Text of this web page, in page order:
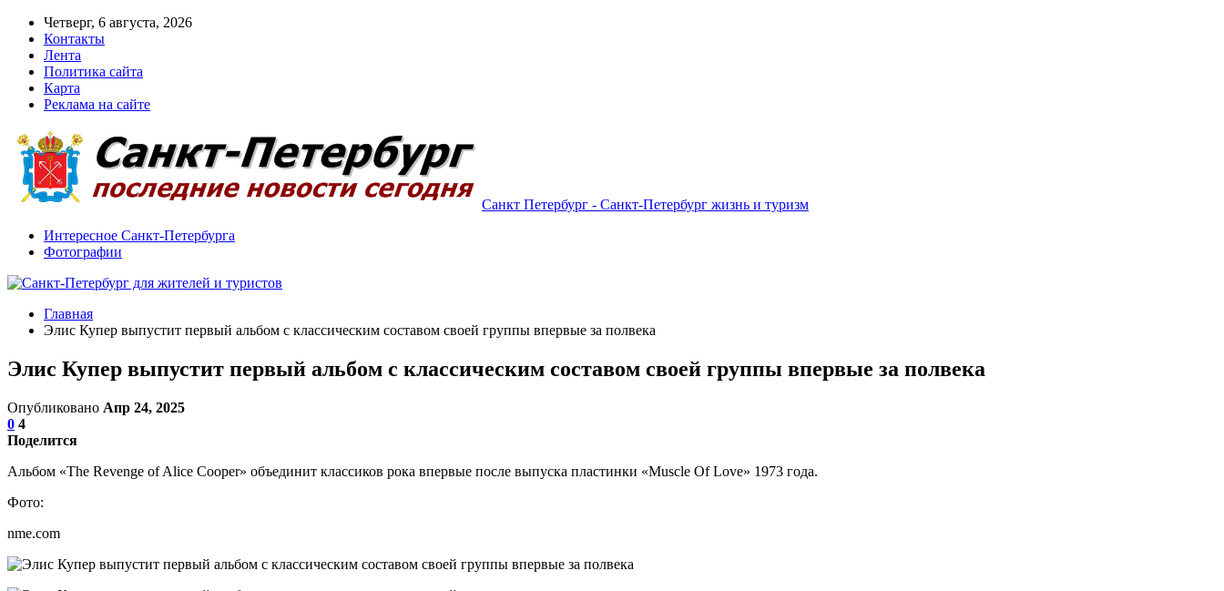
Четверг, 6 августа, 2026
Контакты
Лента
Политика сайта
Карта
Реклама на сайте
Санкт Петербург - Санкт-Петербург жизнь и туризм
Интересное Санкт-Петербурга
Фотографии
Главная
Элис Купер выпустит первый альбом с классическим составом своей группы впервые за полвека
Элис Купер выпустит первый альбом с классическим составом своей группы впервые за полвека
Опубликовано Апр 24, 2025
0 4
Поделится
Альбом «The Revenge of Alice Cooper» объединит классиков рока впервые после выпуска пластинки «Muscle Of Love» 1973 года.
Фото:
nme.com